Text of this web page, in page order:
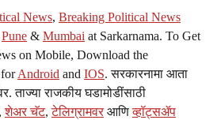
News, Breaking Political News
Pune & Mumbai at Sarkarnama. To Get
on Mobile, Download the
forAndroid and IOS. सरकारनामा आता
ताज्या राजकीय घडामोडींसाठी
शेअर चॅट,टेलिग्रामवर आणिव्हॉट्सॲप